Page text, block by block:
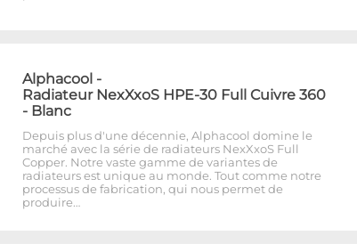
Alphacool -
Radiateur NexXxoS HPE-30 Full Cuivre 360
- Blanc
Depuis plus d'une décennie, Alphacool domine le
marché avec la série de radiateurs NexXxoS Full
Copper. Notre vaste gamme de variantes de
radiateurs est unique au monde. Tout comme notre
processus de fabrication, qui nous permet de
produire…